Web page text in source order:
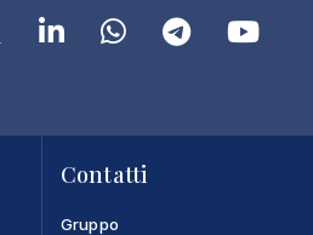
Contatti
Gruppo